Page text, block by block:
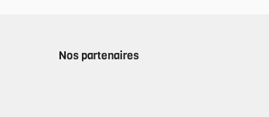
Nos partenaires